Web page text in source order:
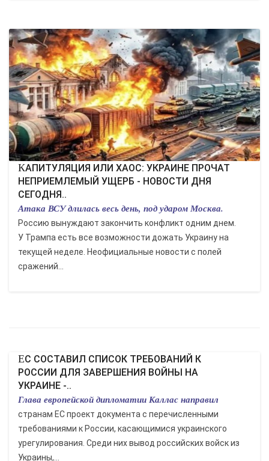
КАПИТУЛЯЦИЯ ИЛИ ХАОС: УКРАИНЕ ПРОЧАТ
НЕПРИЕМЛЕМЫЙ УЩЕРБ - НОВОСТИ ДНЯ
СЕГОДНЯ..
Атака ВСУ длилась весь день, под ударом Москва.
Россию вынуждают закончить конфликт одним днем.
У Трампа есть все возможности дожать Украину на
текущей неделе. Неофициальные новости с полей
сражений...
ЕС СОСТАВИЛ СПИСОК ТРЕБОВАНИЙ К
РОССИИ ДЛЯ ЗАВЕРШЕНИЯ ВОЙНЫ НА
УКРАИНЕ -..
Глава европейской дипломатии Каллас направил
странам ЕС проект документа с перечисленными
требованиями к России, касающимися украинского
урегулирования. Среди них вывод российских войск из
Украины,...